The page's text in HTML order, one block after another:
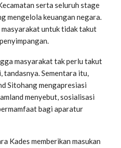
serta seluruh stage
mengelola keuangan negara.
masyarakat untuk tidak takut
masyarakat tak perlu takut
tandasnya. Sementara itu,
Sitohang mengapresiasi
menyebut, sosialisasi
bagi aparatur
Kades memberikan masukan